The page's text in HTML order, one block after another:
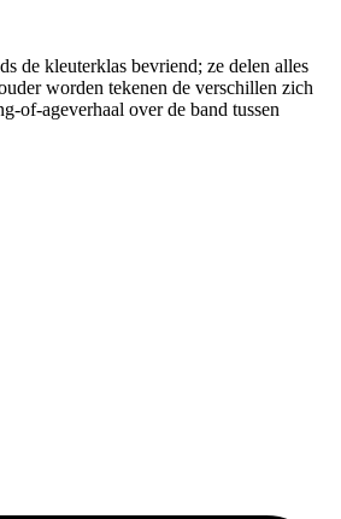
de kleuterklas bevriend; ze delen alles
worden tekenen de verschillen zich
of-ageverhaal over de band tussen